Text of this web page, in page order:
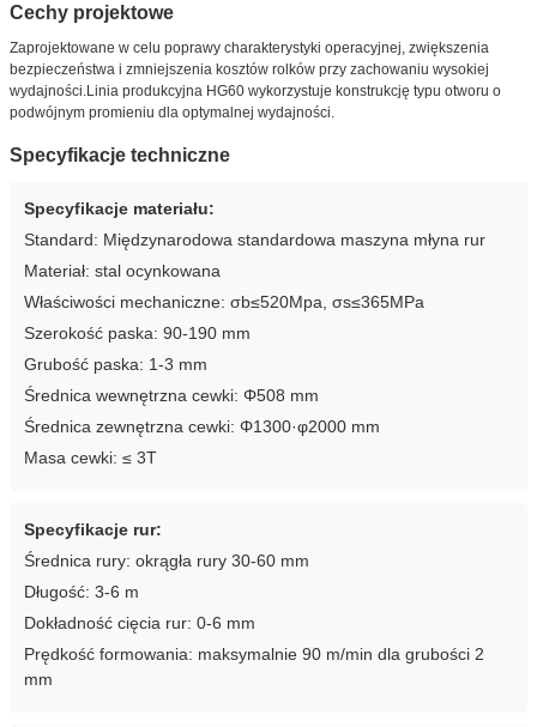
Cechy projektowe
Zaprojektowane w celu poprawy charakterystyki operacyjnej, zwiększenia
bezpieczeństwa i zmniejszenia kosztów rolków przy zachowaniu wysokiej
wydajności.Linia produkcyjna HG60 wykorzystuje konstrukcję typu otworu o
podwójnym promieniu dla optymalnej wydajności.
Specyfikacje techniczne
Specyfikacje materiału:
Standard: Międzynarodowa standardowa maszyna młyna rur
Materiał: stal ocynkowana
Właściwości mechaniczne: σb≤520Mpa, σs≤365MPa
Szerokość paska: 90-190 mm
Grubość paska: 1-3 mm
Średnica wewnętrzna cewki: Φ508 mm
Średnica zewnętrzna cewki: Φ1300·φ2000 mm
Masa cewki: ≤ 3T
Specyfikacje rur:
Średnica rury: okrągła rury 30-60 mm
Długość: 3-6 m
Dokładność cięcia rur: 0-6 mm
Prędkość formowania: maksymalnie 90 m/min dla grubości 2
mm